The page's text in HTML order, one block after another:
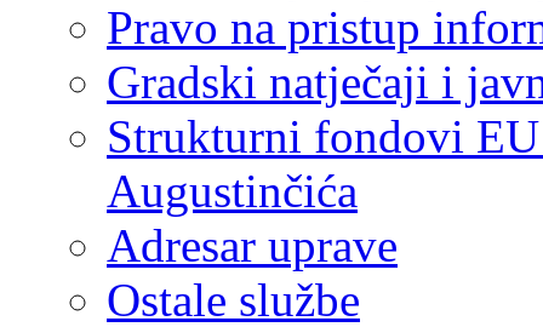
Pravo na pristup
Gradski natječaji i
Strukturni fondovi
Augustinčića
Adresar uprave
Ostale službe